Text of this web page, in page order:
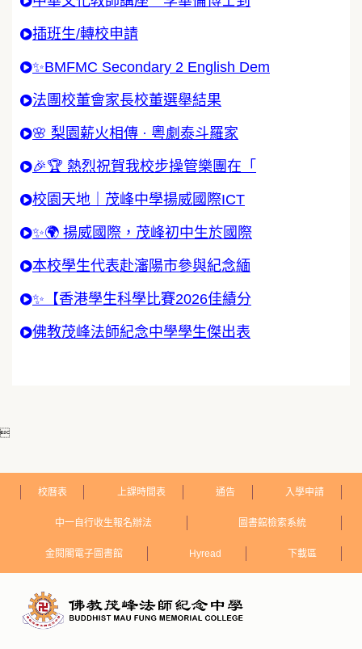
插班生/轉校申請
✨BMFMC Secondary 2 English Dem
法團校董會家長校董選舉結果
🌸 梨園薪火相傳 · 粵劇泰斗羅家
🎉🏆 熱烈祝賀我校步操管樂團在「
校園天地｜茂峰中學揚威國際ICT
✨🌍 揚威國際，茂峰初中生於國際
本校學生代表赴瀋陽市參與紀念緬
✨【香港學生科學比賽2026佳績分
佛教茂峰法師紀念中學學生傑出表

校曆表 上課時間表 通告 入學申請
中一自行收生報名辦法 圖書館檢索系統
金閱閣電子圖書館 Hyread 下載區